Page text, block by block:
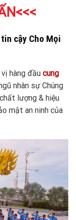
cậy Cho Mọi
hàng đầu cung
nhân sự Chúng
lượng & hiệu
mật an ninh của